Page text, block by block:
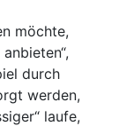
möchte,
durch
werden,
laufe,